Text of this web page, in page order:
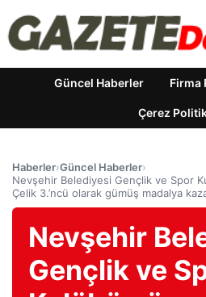
Güncel Haberler Firma
Çerez
Haberler›Güncel Haberler›
Nevşehir Belediyesi Gençlik ve Spor
Çelik 3.’ncü olarak gümüş madalya
Nevşehir
Gençlik ve